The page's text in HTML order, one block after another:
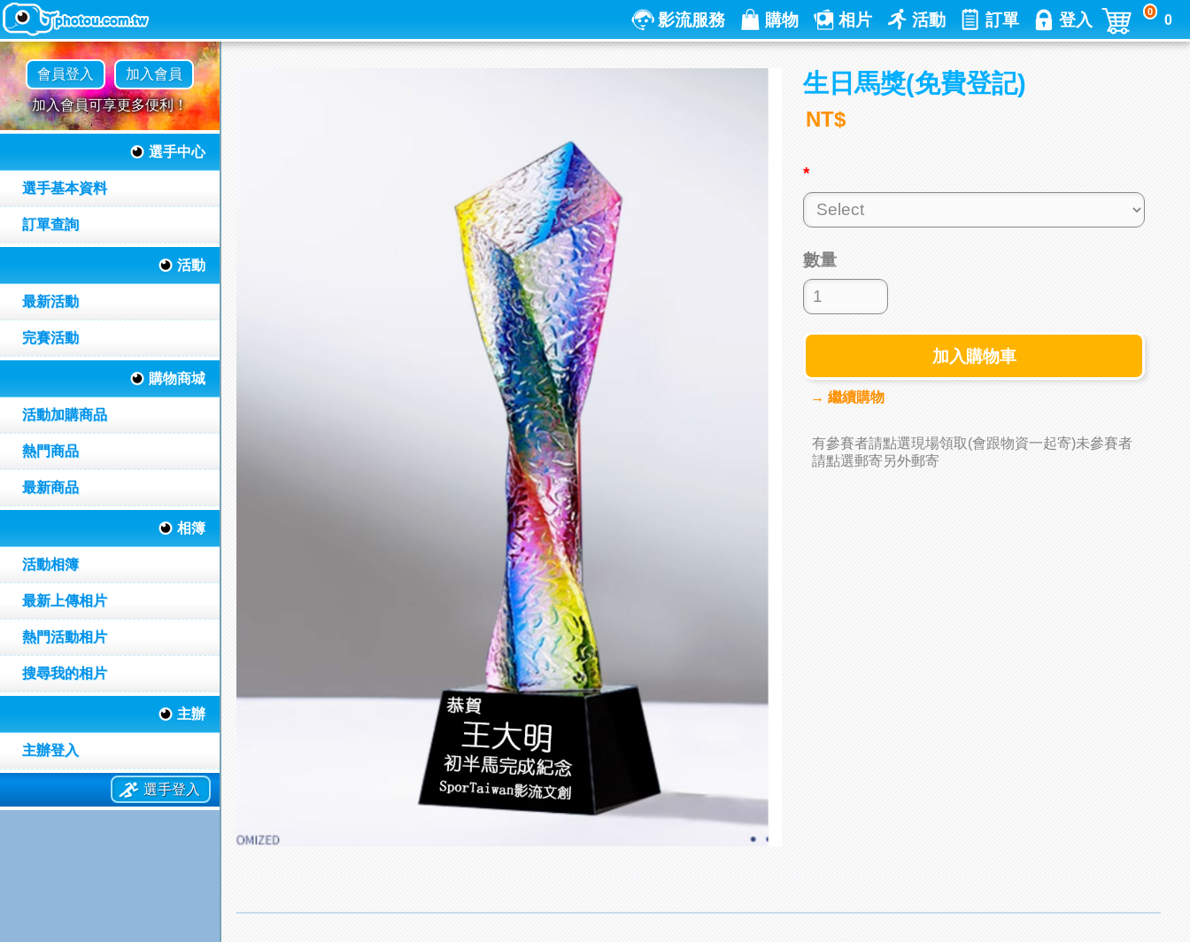
影流服務 購物 相片 活動 訂單 登入 0
0
會員登入 加入會員
加入會員可享更多便利！
選手中心
選手基本資料
訂單查詢
活動
最新活動
完賽活動
購物商城
活動加購商品
熱門商品
最新商品
相簿
活動相簿
最新上傳相片
熱門活動相片
搜尋我的相片
主辦
主辦登入
選手登入
生日馬獎(免費登記)
NT$
*
數量
加入購物車
→ 繼續購物
有參賽者請點選現場領取(會跟物資一起寄)未參賽者
請點選郵寄另外郵寄